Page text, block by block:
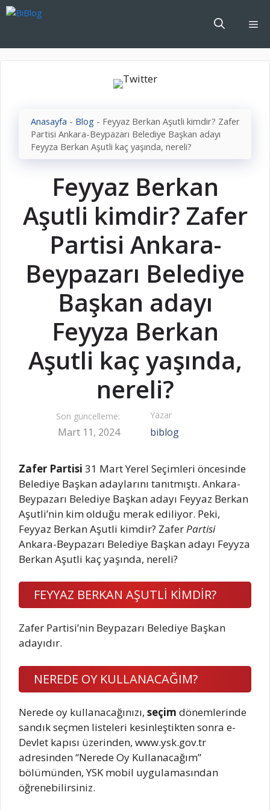
İçeriğe
Anasayfa - Blog - Feyyaz Berkan Aşutli kimdir? Zafer
Partisi Ankara-Beypazarı Belediye Başkan adayı
Feyyza Berkan Aşutli kaç yaşında, nereli?
Feyyaz Berkan
Aşutli kimdir? Zafer
Partisi Ankara-
Beypazarı Belediye
Başkan adayı
Feyyza Berkan
Aşutli kaç yaşında,
nereli?
Son güncelleme:
Mart 11, 2024
Yazar
biblog
Zafer Partisi 31 Mart Yerel Seçimleri öncesinde
Belediye Başkan adaylarını tanıtmıştı. Ankara-
Beypazarı Belediye Başkan adayı Feyyaz Berkan
Aşutli’nin kim olduğu merak ediliyor. Peki,
Feyyaz Berkan Aşutli kimdir? ZaferPartisi
Ankara-Beypazarı Belediye Başkan adayı Feyyza
Berkan Aşutli kaç yaşında, nereli?
FEYYAZ BERKAN AŞUTLİ KİMDİR?
Zafer Partisi’nin Beypazarı Belediye Başkan
adayıdır.
NEREDE OY KULLANACAĞIM?
Nerede oy kullanacağınızı, seçim dönemlerinde
sandık seçmen listeleri kesinleştikten sonra e-
Devlet kapısı üzerinden, www.ysk.gov.tr
adresinden “Nerede Oy Kullanacağım”
bölümünden, YSK mobil uygulamasından
öğrenebilirsiniz.